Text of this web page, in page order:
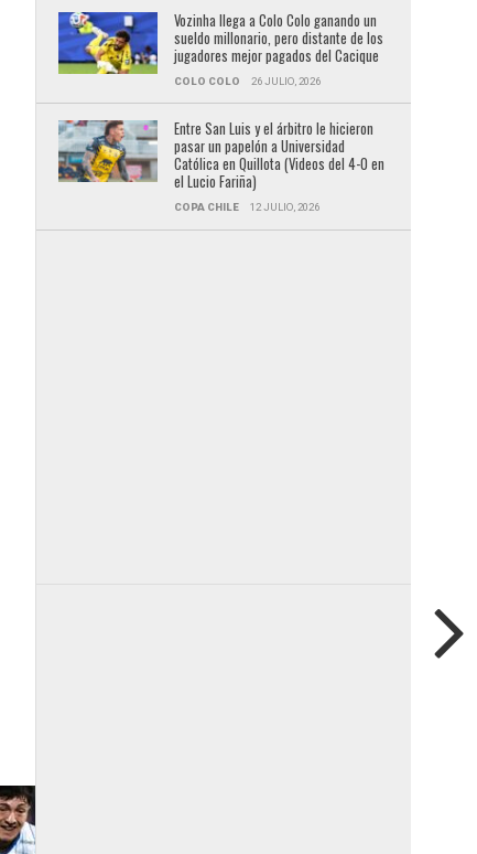
Vozinha llega a Colo Colo ganando un
sueldo millonario, pero distante de los
jugadores mejor pagados del Cacique
COLO COLO 26 JULIO, 2026
Entre San Luis y el árbitro le hicieron
pasar un papelón a Universidad
Católica en Quillota (Videos del 4-0 en
el Lucio Fariña)
COPA CHILE 12 JULIO, 2026